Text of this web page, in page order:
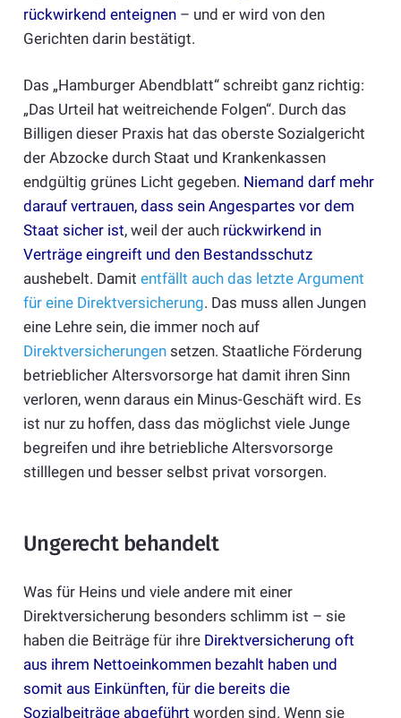
rückwirkend enteignen– und er wird von den
Gerichten darin bestätigt.
Das „Hamburger Abendblatt“ schreibt ganz richtig:
„Das Urteil hat weitreichende Folgen“. Durch das
Billigen dieser Praxis hat das oberste Sozialgericht
der Abzocke durch Staat und Krankenkassen
endgültig grünes Licht gegeben. Niemand darf mehr
darauf vertrauen, dass sein Angespartes vor dem
Staat sicher ist, weil der auch rückwirkend in
Verträge eingreift und den Bestandsschutz
aushebelt. Damit entfällt auch das letzte Argument
für eine Direktversicherung. Das muss allen Jungen
eine Lehre sein, die immer noch auf
Direktversicherungensetzen. Staatliche Förderung
betrieblicher Altersvorsorge hat damit ihren Sinn
verloren, wenn daraus ein Minus-Geschäft wird. Es
ist nur zu hoffen, dass das möglichst viele Junge
begreifen und ihre betriebliche Altersvorsorge
stilllegen und besser selbst privat vorsorgen.
Ungerecht behandelt
Was für Heins und viele andere mit einer
Direktversicherung besonders schlimm ist – sie
haben die Beiträge für ihre Direktversicherung oft
aus ihrem Nettoeinkommen bezahlt haben und
somit aus Einkünften, für die bereits die
Sozialbeiträge abgeführt worden sind. Wenn sie